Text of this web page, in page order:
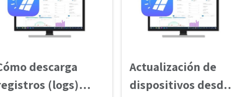
descarga
(logs)
Actualización de
dispositivos desde